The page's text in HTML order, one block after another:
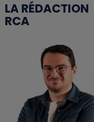
LA RÉDACTION
RCA